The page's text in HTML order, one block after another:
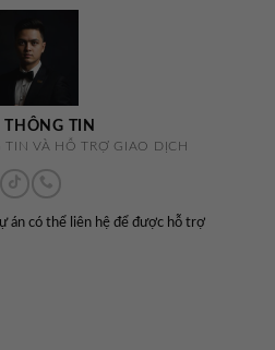
THÔNG TIN
TIN VÀ HỖ TRỢ GIAO DỊCH
án có thể liên hệ để được hỗ trợ